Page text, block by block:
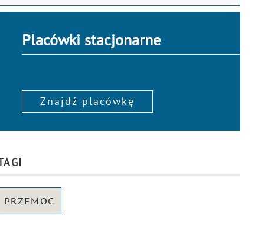
Placówki stacjonarne
Znajdź placówkę
PRZEMOC